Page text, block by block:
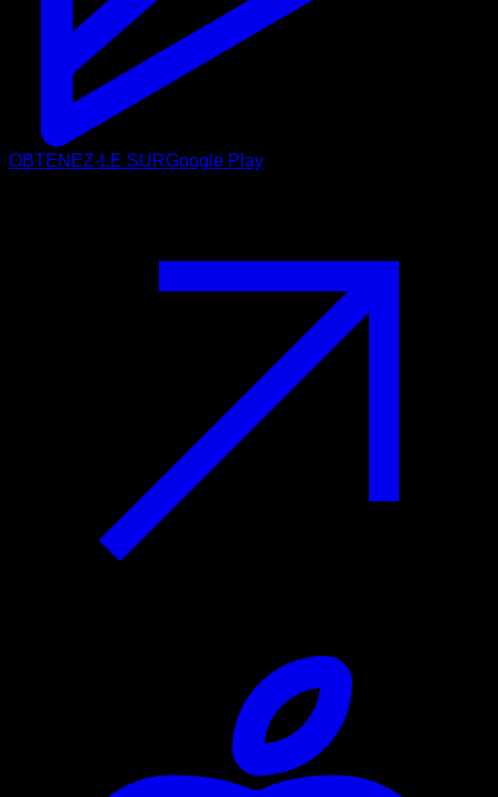
OBTENEZ-LE SURGoogle Play